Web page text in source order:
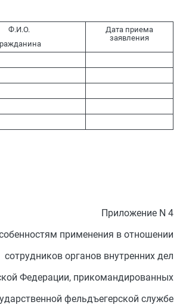
Ф.И.О.
Дата приема
заявления
Приложение N 4
применения в отношении
сотрудников органов внутренних дел
Федерации, прикомандированных
фельдъегерской службе